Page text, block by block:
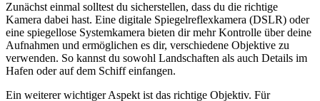
Zunächst einmal solltest du sicherstellen, dass du die richtige
Kamera dabei hast. Eine digitale Spiegelreflexkamera (DSLR) oder
eine spiegellose Systemkamera bieten dir mehr Kontrolle über deine
Aufnahmen und ermöglichen es dir, verschiedene Objektive zu
verwenden. So kannst du sowohl Landschaften als auch Details im
Hafen oder auf dem Schiff einfangen.
Ein weiterer wichtiger Aspekt ist das richtige Objektiv. Für